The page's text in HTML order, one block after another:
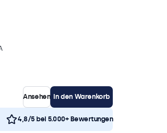
Ansehen In den Warenkorb
4,8/5 bei 5.000+ Bewertungen